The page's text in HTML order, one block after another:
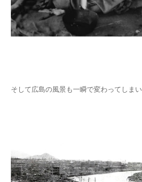
そして広島の風景も一瞬で変わってしまい